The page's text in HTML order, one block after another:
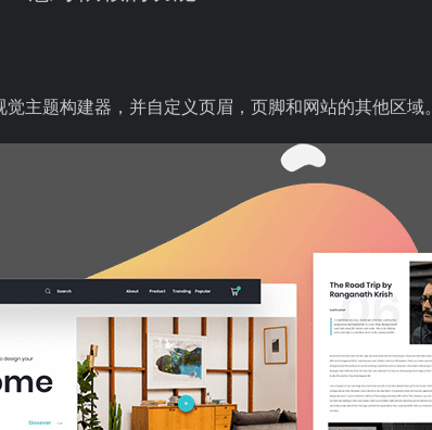
主题构建器，并自定义页眉，页脚和网站的其他区域。